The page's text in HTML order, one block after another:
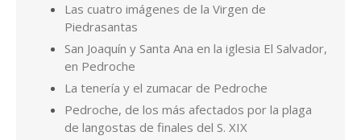
Las cuatro imágenes de la Virgen de
Piedrasantas
San Joaquín y Santa Ana en la iglesia El Salvador,
en Pedroche
La tenería y el zumacar de Pedroche
Pedroche, de los más afectados por la plaga
de langostas de finales del S. XIX